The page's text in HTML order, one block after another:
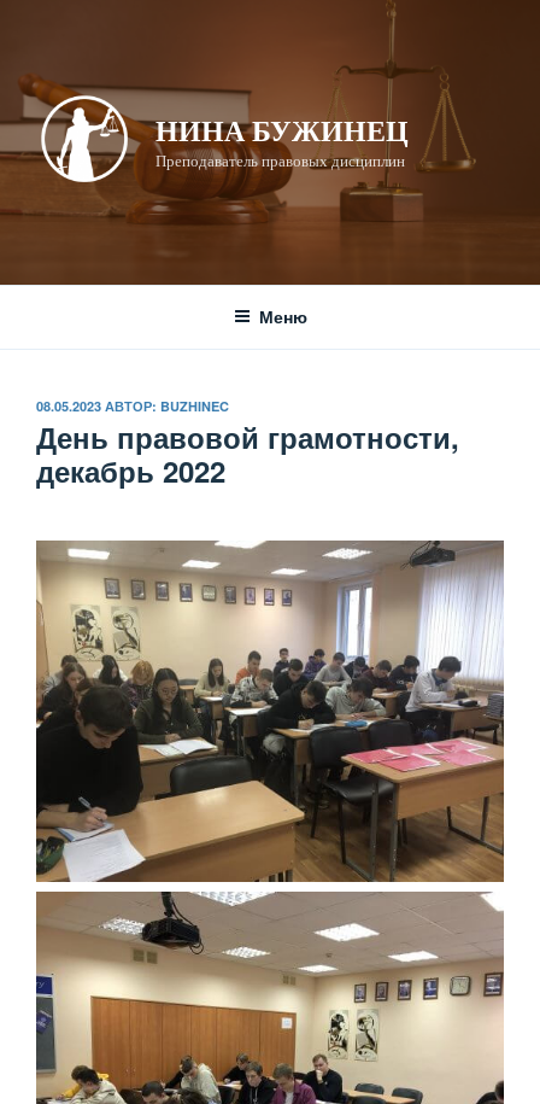
содержимому
НИНА БУЖИНЕЦ
Преподаватель правовых дисциплин
Меню
ОПУБЛИКОВАНО
08.05.2023 АВТОР: BUZHINEC
День правовой грамотности,
декабрь 2022